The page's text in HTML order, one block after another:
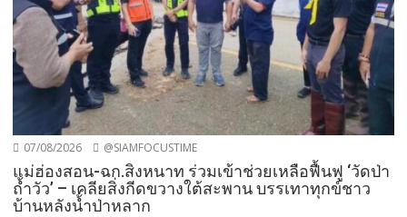
07/08/2026 @SIAMFOCUSTIME
แม่ฮ่องสอน-ฉก.สิงหนาท ร่วมเข้าช่วยเหลือฟื้นฟู ‘วัดป่า
ถ้ำวัว’ – เคลียสิ่งกีดขวางใต้สะพาน บรรเทาทุกข์ชาว
บ้านหลังน้ำป่าหลาก